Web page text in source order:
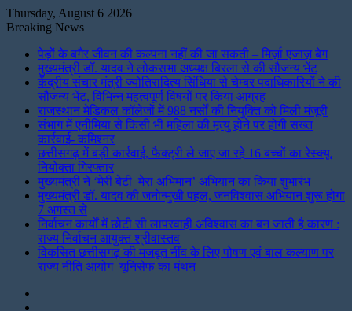
Thursday, August 6 2026
Breaking News
पेड़ों के बग़ैर जीवन की कल्पना नहीं की जा सकती – मिर्ज़ा एजाज़ बेग
मुख्यमंत्री डॉ. यादव ने लोकसभा अध्यक्ष बिरला से की सौजन्य भेंट
केंद्रीय संचार मंत्री ज्योतिरादित्य सिंधिया से चेम्बर पदाधिकारियों ने की
सौजन्य भेंट, विभिन्न महत्वपूर्ण विषयों पर किया आग्रह
राजस्थान मेडिकल कॉलेजों में 988 नर्सों की नियुक्ति को मिली मंजूरी
संभाग में एनीमिया से किसी भी महिला की मृत्यु होने पर होगी सख्त
कार्रवाई- कमिश्नर
छत्तीसगढ़ में बड़ी कार्रवाई, फैक्ट्री ले जाए जा रहे 16 बच्चों का रेस्क्यू,
नियोक्ता गिरफ्तार
मुख्यमंत्री ने ‘मेरी बेटी–मेरा अभिमान’ अभियान का किया शुभारंभ
मुख्यमंत्री डॉ. यादव की जनोन्मुखी पहल, जनविश्वास अभियान शुरू होगा
7 अगस्त से
निर्वाचन कार्यों में छोटी सी लापरवाही अविश्वास का बन जाती है कारण :
राज्य निर्वाचन आयुक्त श्रीवास्तव
विकसित छत्तीसगढ़ की मजबूत नींव के लिए पोषण एवं बाल कल्याण पर
राज्य नीति आयोग–यूनिसेफ का मंथन